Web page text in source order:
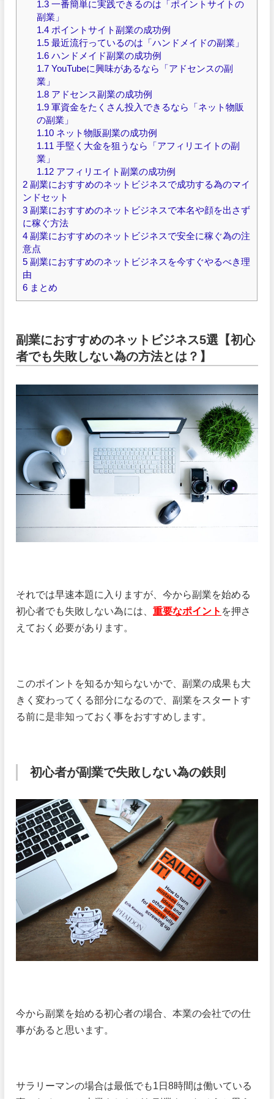
1.3一番簡単に実践できるのは「ポイントサイトの
副業」
1.4ポイントサイト副業の成功例
1.5最近流行っているのは「ハンドメイドの副業」
1.6ハンドメイド副業の成功例
1.7YouTubeに興味があるなら「アドセンスの副
業」
1.8アドセンス副業の成功例
1.9軍資金をたくさん投入できるなら「ネット物販
の副業」
1.10ネット物販副業の成功例
1.11 手堅く大金を狙うなら「アフィリエイトの副
業」
1.12アフィリエイト副業の成功例
2 副業におすすめのネットビジネスで成功する為のマイ
ンドセット
3 副業におすすめのネットビジネスで本名や顔を出さず
に稼ぐ方法
4 副業におすすめのネットビジネスで安全に稼ぐ為の注
意点
5 副業におすすめのネットビジネスを今すぐやるべき理
由
6 まとめ
副業におすすめのネットビジネス5選【初心
者でも失敗しない為の方法とは？】
それでは早速本題に入りますが、今から副業を始める
初心者でも失敗しない為には、重要なポイント を押さ
えておく必要があります。
このポイントを知るか知らないかで、副業の成果も大
きく変わってくる部分になるので、副業をスタートす
る前に是非知っておく事をおすすめします。
初心者が副業で失敗しない為の鉄則
今から副業を始める初心者の場合、本業の会社での仕
事があると思います。
サラリーマンの場合は最低でも1日8時間は働いている